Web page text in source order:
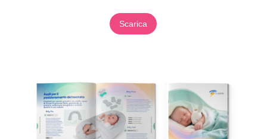
Scarica